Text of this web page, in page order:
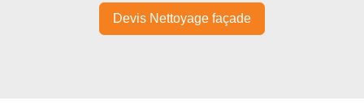
Devis Nettoyage façade